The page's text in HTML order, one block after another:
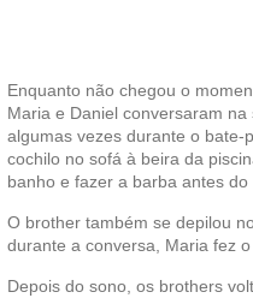
Enquanto não chegou o
Maria e Daniel conversaram
algumas vezes durante o
cochilo no sofá à beira da
banho e fazer a barba antes do
O brother também se depilou
durante a conversa, Maria fez
Depois do sono, os brothers